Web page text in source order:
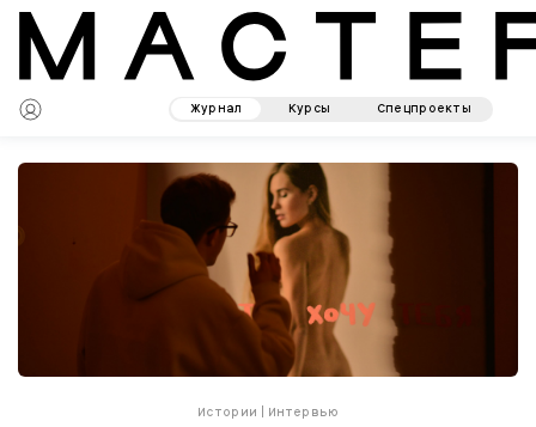
Журнал Курсы Спецпроекты
Истории Интервью